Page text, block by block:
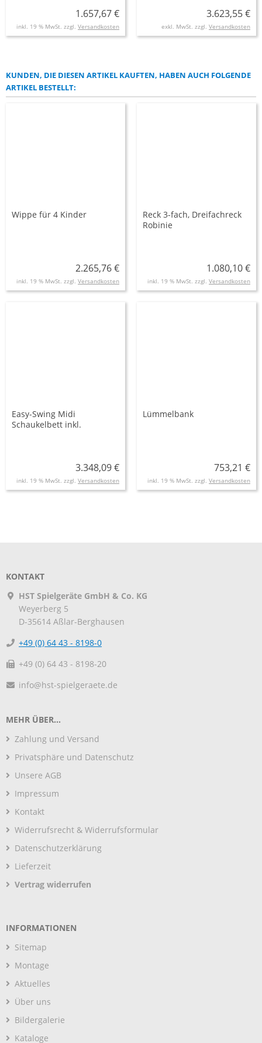
1.657,67 €
inkl. 19 % MwSt. zzgl. Versandkosten
3.623,55 €
exkl. MwSt. zzgl. Versandkosten
KUNDEN, DIE DIESEN ARTIKEL KAUFTEN, HABEN AUCH FOLGENDE
ARTIKEL BESTELLT:
Wippe für 4 Kinder
2.265,76 €
inkl. 19 % MwSt. zzgl. Versandkosten
Reck 3-fach, Dreifachreck
Robinie
1.080,10 €
inkl. 19 % MwSt. zzgl. Versandkosten
Easy-Swing Midi
Schaukelbett inkl.
3.348,09 €
inkl. 19 % MwSt. zzgl. Versandkosten
Lümmelbank
753,21 €
inkl. 19 % MwSt. zzgl. Versandkosten
KONTAKT
HST Spielgeräte GmbH & Co. KG
Weyerberg 5
D-35614 Aßlar-Berghausen
+49 (0) 64 43 - 8198-0
+49 (0) 64 43 - 8198-20
info@hst-spielgeraete.de
MEHR ÜBER...
Zahlung und Versand
Privatsphäre und Datenschutz
Unsere AGB
Impressum
Kontakt
Widerrufsrecht & Widerrufsformular
Datenschutzerklärung
Lieferzeit
Vertrag widerrufen
INFORMATIONEN
Sitemap
Montage
Aktuelles
Über uns
Bildergalerie
Kataloge